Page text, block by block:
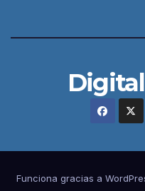
Funciona gracias a